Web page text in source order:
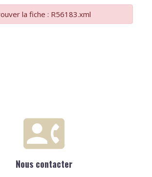
la fiche : R56183.xml
Nous contacter